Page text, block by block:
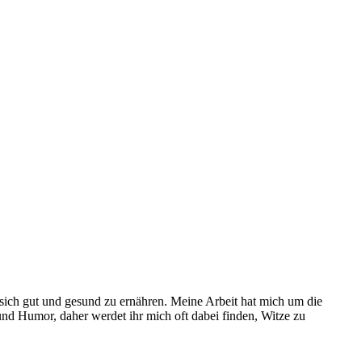
gut und gesund zu ernähren. Meine Arbeit hat mich um die
Humor, daher werdet ihr mich oft dabei finden, Witze zu